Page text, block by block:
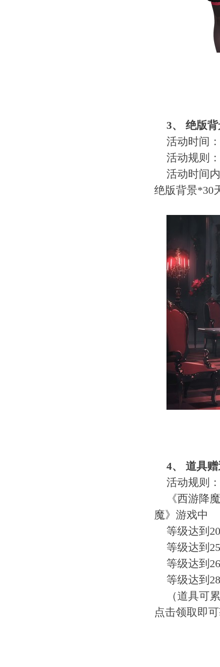
3、
绝版
活动时间
活动规则：
活动时间
绝版背景*30
4、
道具
活动规则：
《西游降
魔》游戏中
等级达到
等级达到
等级达到
等级达到
（道具可
点击领取即